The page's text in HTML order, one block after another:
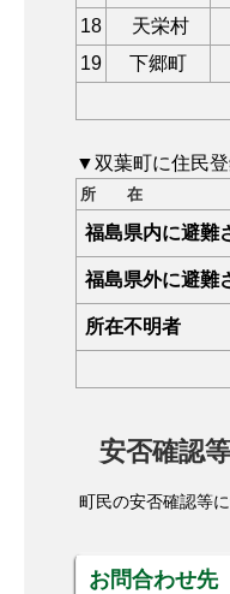
18
天栄村
19
下郷町
▼双葉町に住民
所 在
福島県内に避難
福島県外に避難
所在不明者
安否確認
町民の安否確認等
お問合わせ先